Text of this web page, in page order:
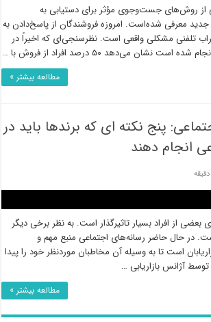
از روش‌های جست‌وجوی مؤثر برای دستیابی به
جدید معرفی شده‌است. امروزه فروشندگان از پاسخ‌دادن به
تلفنی مشکلی واقعی است. نظرسنجی‌ای که اخیراً در
می‌دهد ۵۰ درصد افراد از فروش با …
مطالعه بیشتر »
پنج نکته ای که برندها باید در
انجام دهند
بعضی از افراد بسیار تاثیرگذار است. به نظر برخی دیگر
در حال حاضر رسانه‌های اجتماعی منبع مهم و
است تا به وسیله آن مخاطبان موردنظر خود را پیدا
آژانس بازاریابی …
مطالعه بیشتر »